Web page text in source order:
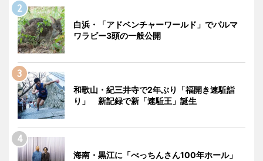
白浜・「アドベンチャーワールド」でパルマ
ワラビー3頭の一般公開
和歌山・紀三井寺で2年ぶり「福開き速駈詣
り」 新記録で新「速駈王」誕生
海南・黒江に「べっちんさん100年ホール」